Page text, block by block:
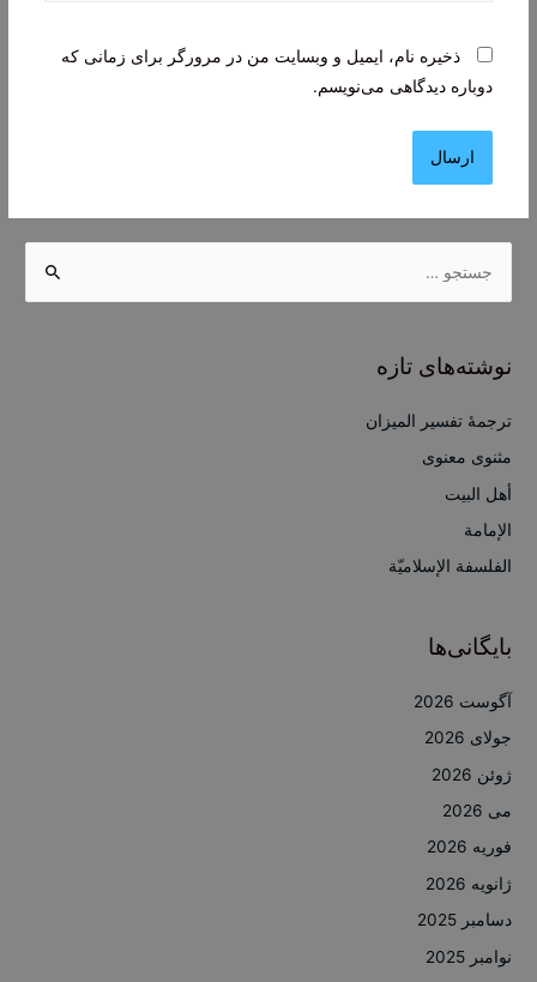
ذخیره نام، ایمیل و وبسایت من در مرورگر برای زمانی که
دوباره دیدگاهی می‌نویسم.
ب
ا
نوشته‌های تازه
ترجمۀ تفسیر المیزان
مثنوی معنوی
أهل البيت
الإمامة
الفلسفة الإسلاميّة
بایگانی‌ها
آگوست 2026
جولای 2026
ژوئن 2026
می 2026
فوریه 2026
ژانویه 2026
دسامبر 2025
نوامبر 2025